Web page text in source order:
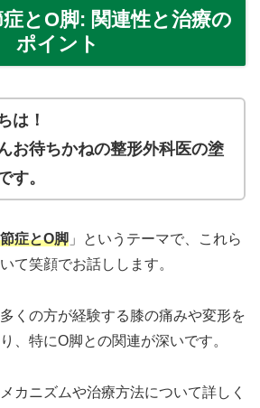
とO脚: 関連性と治療の
ポイント
は！
お待ちかねの整形外科医の塗
す。
症とO脚 」というテーマで、これら
て笑顔でお話しします。
くの方が経験する膝の痛みや変形を
、特にO脚との関連が深いです。
カニズムや治療方法について詳しく